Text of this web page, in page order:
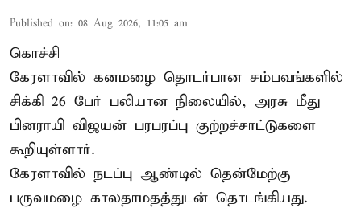
Published on: 08 Aug 2026, 11:05 am
கொச்சி
கேரளாவில் கனமழை தொடர்பான சம்பவங்களில்
சிக்கி 26 பேர் பலியான நிலையில், அரசு மீது
பினராயி விஜயன் பரபரப்பு குற்றச்சாட்டுகளை
கூறியுள்ளார்.
கேரளாவில் நடப்பு ஆண்டில் தென்மேற்கு
பருவமழை காலதாமதத்துடன் தொடங்கியது.